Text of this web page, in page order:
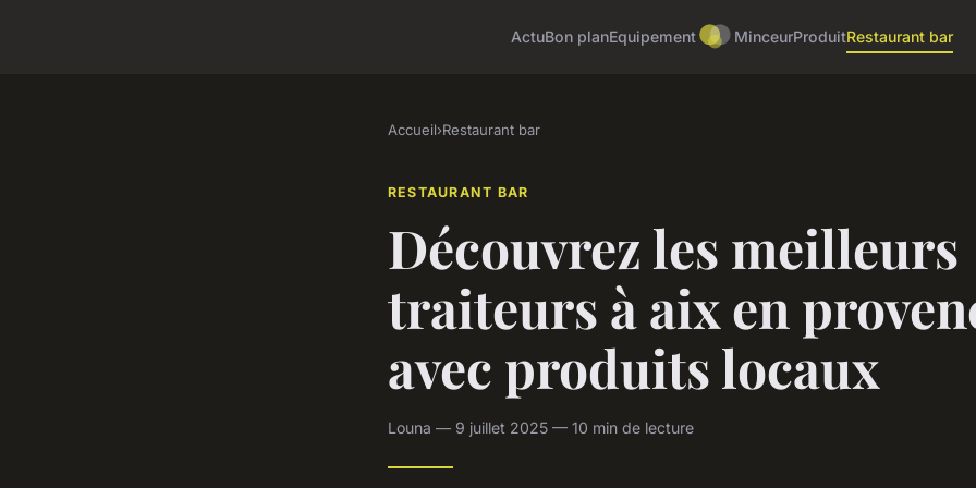
ActuBon planEquipement MinceurProduitRestaurant bar
Accueil›Restaurant bar
RESTAURANT BAR
Découvrez les meilleurs
traiteurs à aix en
avec produits locaux
Louna — 9 juillet 2025 — 10 min de lecture